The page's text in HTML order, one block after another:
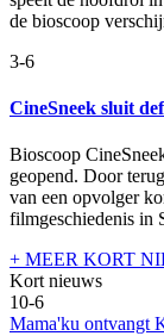
de bioscoop
3-6
CineSneek sluit
Bioscoop
geopend. Door
van een opvolger
filmgeschiedenis in
+ MEER KORT
Kort nieuws
10-6
Mama'ku ontvangt